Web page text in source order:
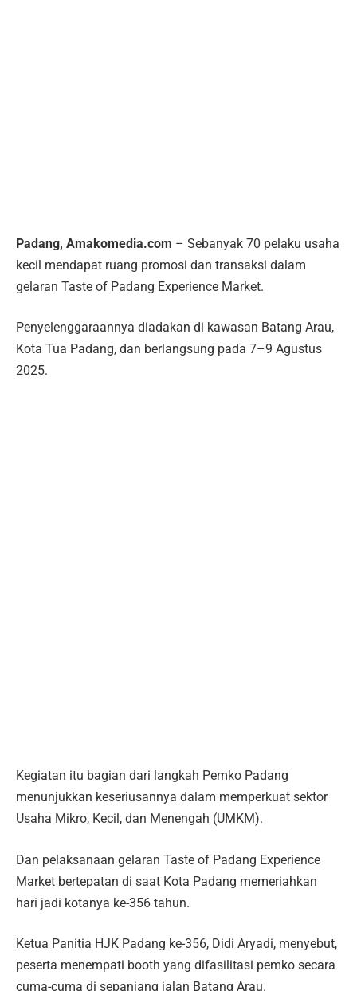
Padang, Amakomedia.com – Sebanyak 70 pelaku usaha
kecil mendapat ruang promosi dan transaksi dalam
gelaran Taste of Padang Experience Market.
Penyelenggaraannya diadakan di kawasan Batang Arau,
Kota Tua Padang, dan berlangsung pada 7–9 Agustus
2025.
Kegiatan itu bagian dari langkah Pemko Padang
menunjukkan keseriusannya dalam memperkuat sektor
Usaha Mikro, Kecil, dan Menengah (UMKM).
Dan pelaksanaan gelaran Taste of Padang Experience
Market bertepatan di saat Kota Padang memeriahkan
hari jadi kotanya ke-356 tahun.
Ketua Panitia HJK Padang ke-356, Didi Aryadi, menyebut,
peserta menempati booth yang difasilitasi pemko secara
cuma-cuma di sepanjang jalan Batang Arau.